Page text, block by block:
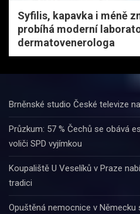
Syfilis, kapavka i méně
probíhá moderní
dermatovenerologa
Brněnské studio České televize
Průzkum: 57 % Čechů se obává
voliči SPD vyjímkou
Koupaliště U Veselíků v Praze
tradici
Opuštěná nemocnice v